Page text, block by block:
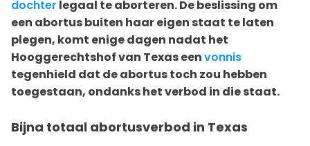
dochter legaal te aborteren. De beslissing om
een abortus buiten haar eigen staat te laten
plegen, komt enige dagen nadat het
Hooggerechtshof van Texas eenvonnis
tegenhield dat de abortus toch zou hebben
toegestaan, ondanks het verbod in die staat.
Bijna totaal abortusverbod in Texas